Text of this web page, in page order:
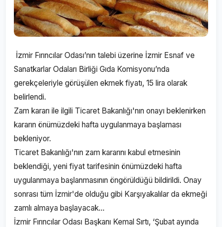
İzmir Fırıncılar Odası’nın talebi üzerine İzmir Esnaf ve
Sanatkarlar Odaları Birliği Gıda Komisyonu’nda
gerekçeleriyle görüşülen ekmek fiyatı, 15 lira olarak
belirlendi.
Zam kararı ile ilgili Ticaret Bakanlığı'nın onayı beklenirken
kararın önümüzdeki hafta uygulanmaya başlaması
bekleniyor.
Ticaret Bakanlığı'nın zam kararını kabul etmesinin
beklendiği, yeni fiyat tarifesinin önümüzdeki hafta
uygulanmaya başlanmasının öngörüldüğü bildirildi. Onay
sonrası tüm İzmir'de olduğu gibi Karşıyakalılar da ekmeği
zamlı almaya başlayacak...
İzmir Fırıncılar Odası Başkanı Kemal Sırtı, ‘Şubat ayında